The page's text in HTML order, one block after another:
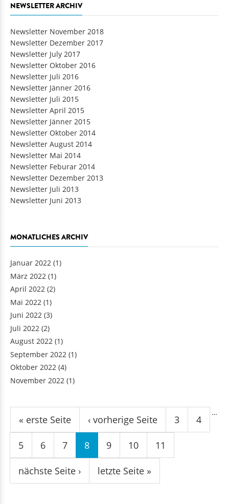
NEWSLETTER ARCHIV
Newsletter November 2018
Newsletter Dezember 2017
Newsletter July 2017
Newsletter Oktober 2016
Newsletter Juli 2016
Newsletter Jänner 2016
Newsletter Juli 2015
Newsletter April 2015
Newsletter Jänner 2015
Newsletter Oktober 2014
Newsletter August 2014
Newsletter Mai 2014
Newsletter Feburar 2014
Newsletter Dezember 2013
Newsletter Juli 2013
Newsletter Juni 2013
MONATLICHES ARCHIV
Januar 2022 (1)
März 2022 (1)
April 2022 (2)
Mai 2022 (1)
Juni 2022 (3)
Juli 2022 (2)
August 2022 (1)
September 2022 (1)
Oktober 2022 (4)
November 2022 (1)
Seiten
« erste Seite ‹ vorherige Seite
…
3 4
5 6 7 8 9 10 11
nächste Seite › letzte Seite »